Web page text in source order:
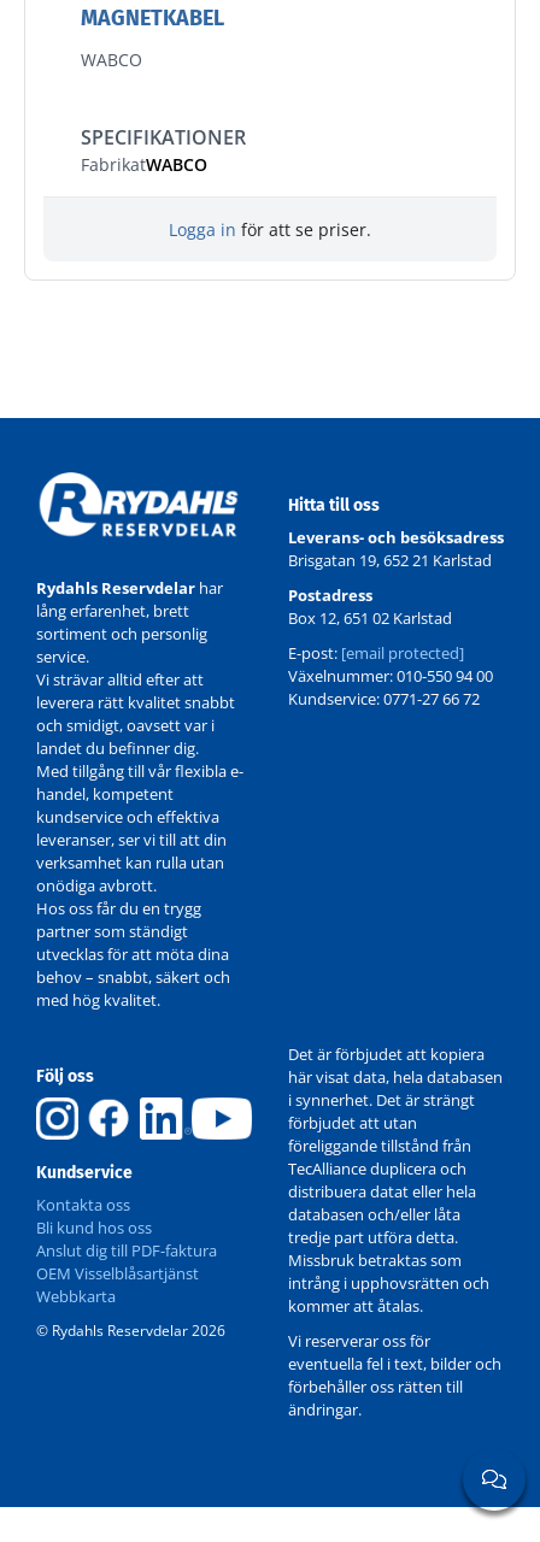
MAGNETKABEL
WABCO
SPECIFIKATIONER
FabrikatWABCO
Logga in för att se priser.
Rydahls Reservdelar har
lång erfarenhet, brett
sortiment och personlig
service.
Vi strävar alltid efter att
leverera rätt kvalitet snabbt
och smidigt, oavsett var i
landet du befinner dig.
Med tillgång till vår flexibla e-
handel, kompetent
kundservice och effektiva
leveranser, ser vi till att din
verksamhet kan rulla utan
onödiga avbrott.
Hos oss får du en trygg
partner som ständigt
utvecklas för att möta dina
behov – snabbt, säkert och
med hög kvalitet.
Hitta till oss
Leverans- och besöksadress
Brisgatan 19, 652 21 Karlstad
Postadress
Box 12, 651 02 Karlstad
E-post: [email protected]
Växelnummer: 010-550 94 00
Kundservice: 0771-27 66 72
Följ oss
Kundservice
Kontakta oss
Bli kund hos oss
Anslut dig till PDF-faktura
OEM Visselblåsartjänst
Webbkarta
© Rydahls Reservdelar 2026
Det är förbjudet att kopiera
här visat data, hela databasen
i synnerhet. Det är strängt
förbjudet att utan
föreliggande tillstånd från
TecAlliance duplicera och
distribuera datat eller hela
databasen och/eller låta
tredje part utföra detta.
Missbruk betraktas som
intrång i upphovsrätten och
kommer att åtalas.
Vi reserverar oss för
eventuella fel i text, bilder och
förbehåller oss rätten till
ändringar.